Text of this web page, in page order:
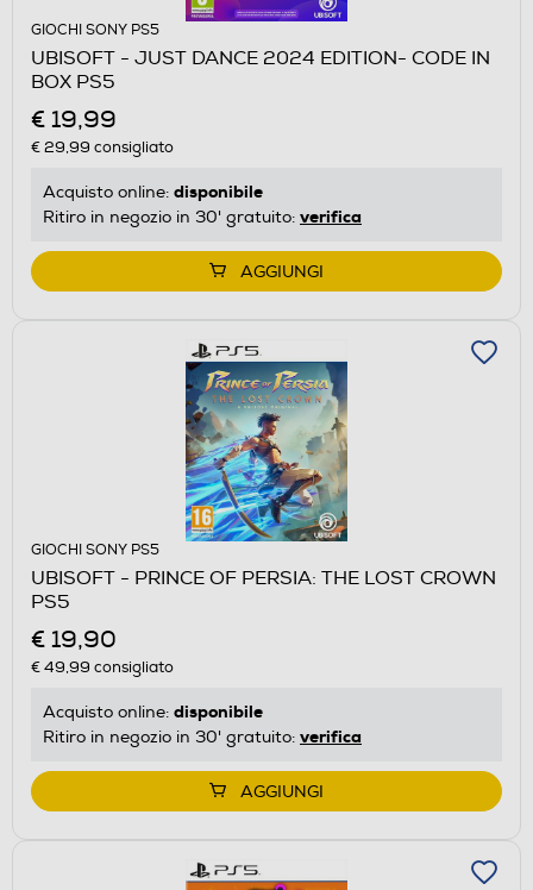
GIOCHI SONY PS5
UBISOFT - JUST DANCE 2024 EDITION- CODE IN
BOX PS5
€ 19,99
€ 29,99 consigliato
Acquisto online: disponibile
Ritiro in negozio in 30' gratuito: verifica
AGGIUNGI
GIOCHI SONY PS5
UBISOFT - PRINCE OF PERSIA: THE LOST CROWN
PS5
€ 19,90
€ 49,99 consigliato
Acquisto online: disponibile
Ritiro in negozio in 30' gratuito: verifica
AGGIUNGI